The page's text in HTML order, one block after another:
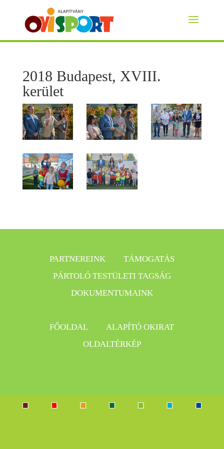
2018 Budapest, XVIII.
kerület
PARTNEREINK
TÁMOGATÁS
PÁRTOLÓ TESTÜLETI TAGSÁG
DOKUMENTUMAINK
FŐOLDAL
ALAPÍTÓ OKIRAT
OLDALTÉRKÉP